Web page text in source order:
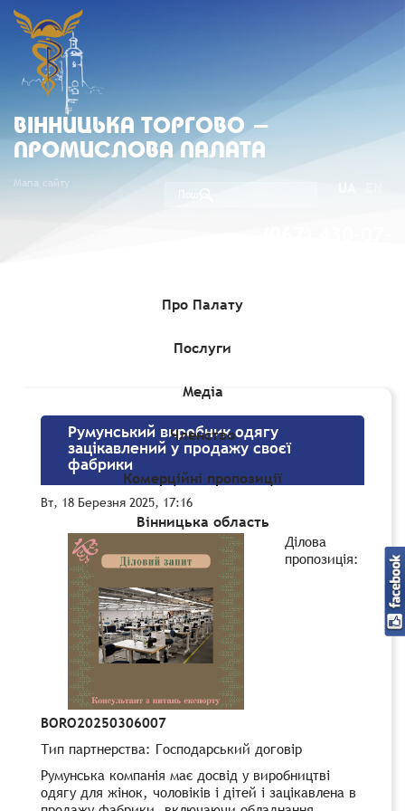
ВIННИЦЬКА ТОРГОВО -
ПРОМИСЛОВА ПАЛАТА
Мапа сайту
Про Палату
Послуги
Медіа
Членство
Комерційні пропозиції
Вінницька область
Комерційні пропозиції»Румунський виробник одягу
Румунський виробник одягу
зацікавлений у продажу своєї
фабрики
Вт, 18 Березня 2025, 17:16
Ділова
пропозиція:
BORO20250306007
Тип партнерства: Господарський договір
Румунська компанія має досвід у виробництві
одягу для жінок, чоловіків і дітей і зацікавлена ​​в